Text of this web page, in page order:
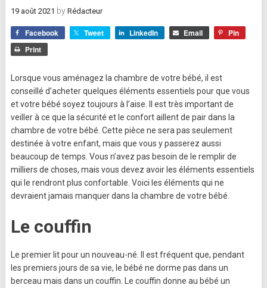
19 août 2021 by Rédacteur
Facebook Tweet LinkedIn Email
Pin
Print
Lorsque vous aménagez la chambre de votre bébé, il est
conseillé d’acheter quelques éléments essentiels pour que vous
et votre bébé soyez toujours à l’aise. Il est très important de
veiller à ce que la sécurité et le confort aillent de pair dans la
chambre de votre bébé. Cette pièce ne sera pas seulement
destinée à votre enfant, mais que vous y passerez aussi
beaucoup de temps. Vous n’avez pas besoin de le remplir de
milliers de choses, mais vous devez avoir les éléments essentiels
qui le rendront plus confortable. Voici les éléments qui ne
devraient jamais manquer dans la chambre de votre bébé.
Le couffin
Le premier lit pour un nouveau-né. Il est fréquent que, pendant
les premiers jours de sa vie, le bébé ne dorme pas dans un
berceau mais dans un couffin. Le couffin donne au bébé un